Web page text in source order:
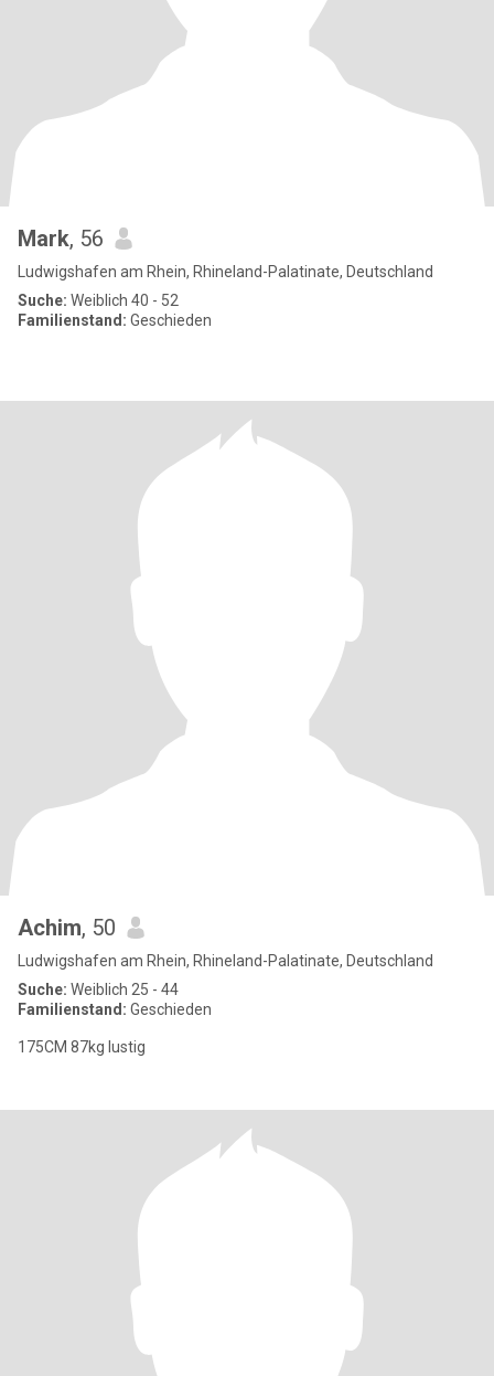
Mark, 56
Ludwigshafen am Rhein, Rhineland-Palatinate, Deutschland
Suche: Weiblich 40 - 52
Familienstand: Geschieden
Achim, 50
Ludwigshafen am Rhein, Rhineland-Palatinate, Deutschland
Suche: Weiblich 25 - 44
Familienstand: Geschieden
175CM 87kg lustig